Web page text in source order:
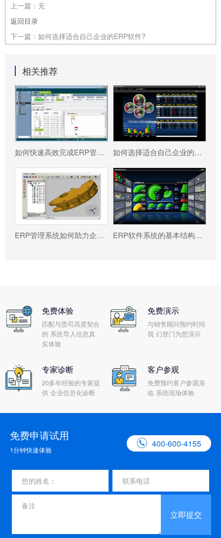
上一篇： 无
返回目录
下一篇： 如何选择适合自己企业的ERP软件?
相关推荐
如何快速高效完成ERP管理系统配置? 如何选择适合自己企业的ERP软件?
ERP管理系统如何助力企业实现高效管理? ERP软件系统的基本结构包含有哪些?
免费体验
匹配与贵司高度契合
的 系统导入信息真
实体验
免费演示
与销售顾问预约时间
我 们登门为您演示
专家诊断
20多年经验的专家提
供 企业信息化诊断
客户参观
免费预约客户参观亲
临 系统现场体验
免费申请试用
1分钟快速体验
 400-600-4155
立即提交